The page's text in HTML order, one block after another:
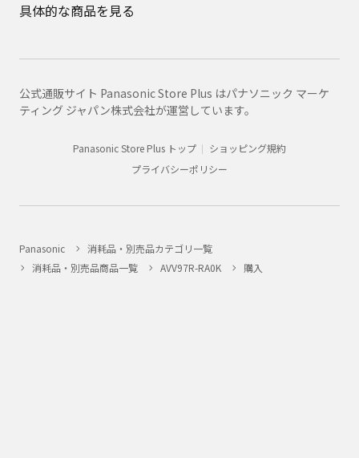
具体的な商品を見る
公式通販サイト Panasonic Store Plus はパナソニック マーケ
ティング ジャパン株式会社が運営しています。
Panasonic Store Plus トップ
ショッピング規約
プライバシーポリシー
Panasonic
消耗品・別売品カテゴリ一覧
消耗品・別売品商品一覧
AVV97R-RA0K 購入